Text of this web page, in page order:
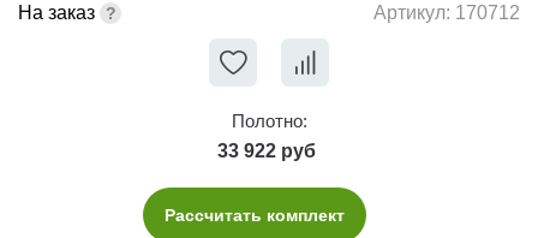
На заказ Артикул: 170712
Полотно:
33 922 руб
Рассчитать комплект